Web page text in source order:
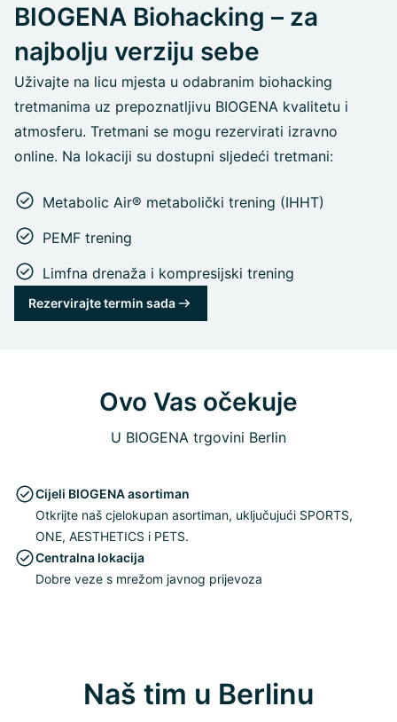
BIOGENA Biohacking – za
najbolju verziju sebe
Uživajte na licu mjesta u odabranim biohacking
tretmanima uz prepoznatljivu BIOGENA kvalitetu i
atmosferu. Tretmani se mogu rezervirati izravno
online. Na lokaciji su dostupni sljedeći tretmani:
Metabolic Air® metabolički trening (IHHT)
PEMF trening
Limfna drenaža i kompresijski trening
Rezervirajte termin sada
Ovo Vas očekuje
U BIOGENA trgovini Berlin
Cijeli BIOGENA asortiman
Otkrijte naš cjelokupan asortiman, uključujući SPORTS,
ONE, AESTHETICS i PETS.
Centralna lokacija
Dobre veze s mrežom javnog prijevoza
Naš tim u Berlinu